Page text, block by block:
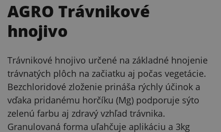
AGRO Trávnikové
hnojivo
Trávnikové hnojivo určené na základné hnojenie
trávnatých plôch na začiatku aj počas vegetácie.
Bezchloridové zloženie prináša rýchly účinok a
vďaka pridanému horčíku (Mg) podporuje sýto
zelenú farbu aj zdravý vzhľad trávnika.
Granulovaná forma uľahčuje aplikáciu a 3kg